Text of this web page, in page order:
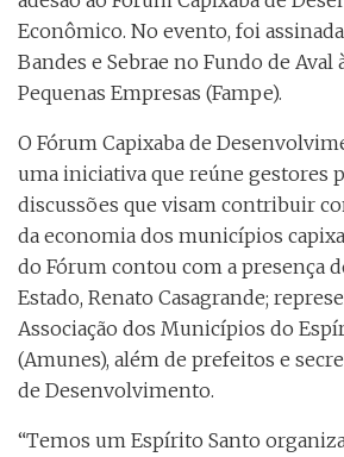
Econômico. No evento, foi
Bandes e Sebrae no Fundo de Aval
Pequenas Empresas (Fampe).
O Fórum Capixaba de
uma iniciativa que reúne gestores
discussões que visam contribuir
da economia dos municípios
do Fórum contou com a presença
Estado, Renato Casagrande;
Associação dos Municípios do
(Amunes), além de prefeitos e
de Desenvolvimento.
“Temos um Espírito Santo